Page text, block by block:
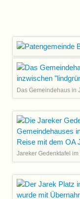
Das Gemeindehaus in
Jareker Gedenktafel